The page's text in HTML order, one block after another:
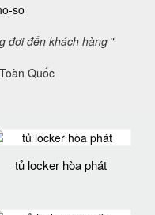
so
đợi đến khách hàng "
Quốc
tủ locker hòa phát